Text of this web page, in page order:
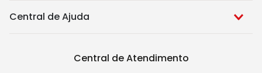
Central de Ajuda
Central de Atendimento